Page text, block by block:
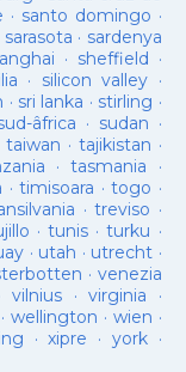
· santo domingo ·
sarasota · sardenya
· sheffield ·
· silicon valley ·
· sri lanka · stirling ·
âfrica · sudan ·
taiwan · tajikistan ·
·tasmania ·
·timisoara ·togo ·
·treviso ·
·tunis ·turku ·
· utah · utrecht ·
· venezia
vilnius ·virginia ·
· wellington · wien ·
·xipre · york·